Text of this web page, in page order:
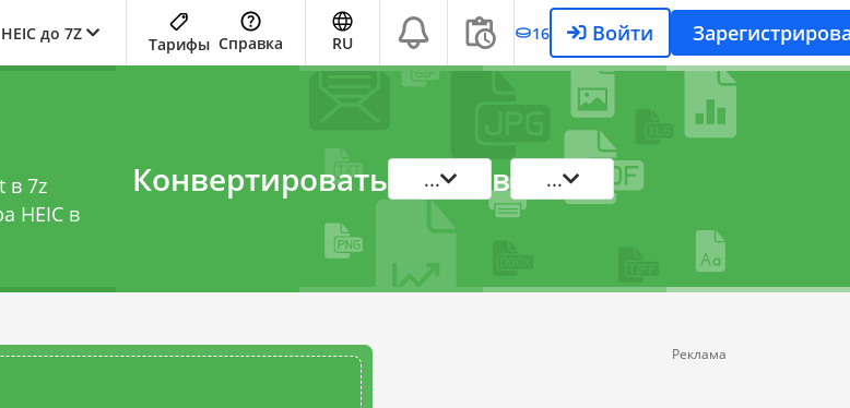
HEIC до 7Z
Тарифы Справка RU 16 Войти
в 7z
HEIC в
Конвертировать ... в ...
Реклама